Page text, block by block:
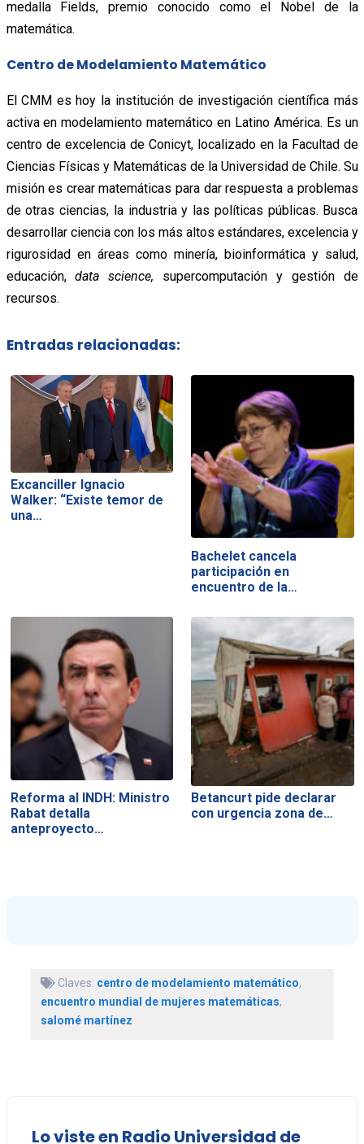
medalla Fields, premio conocido como el Nobel de la
matemática.
Centro de Modelamiento Matemático
El CMM es hoy la institución de investigación científica más
activa en modelamiento matemático en Latino América. Es un
centro de excelencia de Conicyt, localizado en la Facultad de
Ciencias Físicas y Matemáticas de la Universidad de Chile. Su
misión es crear matemáticas para dar respuesta a problemas
de otras ciencias, la industria y las políticas públicas. Busca
desarrollar ciencia con los más altos estándares, excelencia y
rigurosidad en áreas como minería, bioinformática y salud,
educación,data science, supercomputación y gestión de
recursos.
Entradas relacionadas:
Excanciller Ignacio
Walker: “Existe temor de
una…
Bachelet cancela
participación en
encuentro de la…
Reforma al INDH: Ministro
Rabat detalla
anteproyecto…
Betancurt pide declarar
con urgencia zona de…
Claves: centro de modelamiento matemático,
encuentro mundial de mujeres matemáticas,
salomé martínez
Lo viste en Radio Universidad de